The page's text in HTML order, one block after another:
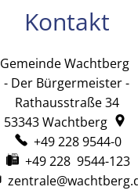
Kontakt
Gemeinde Wachtberg
- Der Bürgermeister -
Rathausstraße 34
53343Wachtberg
+49 228 9544-0
+49 228 9544-123